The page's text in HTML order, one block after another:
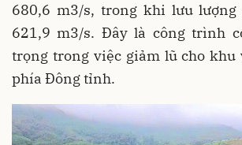
680,6 m3/s, trong khi lưu
621,9 m3/s. Đây là công trình
trọng trong việc giảm lũ cho khu
phía Đông tỉnh.